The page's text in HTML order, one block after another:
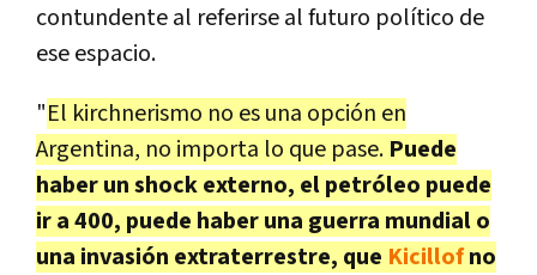
contundente al referirse al futuro político de
ese espacio.
"El kirchnerismo no es una opción en
Argentina, no importa lo que pase. Puede
haber un shock externo, el petróleo puede
ir a 400, puede haber una guerra mundial o
una invasión extraterrestre, que Kicillofno